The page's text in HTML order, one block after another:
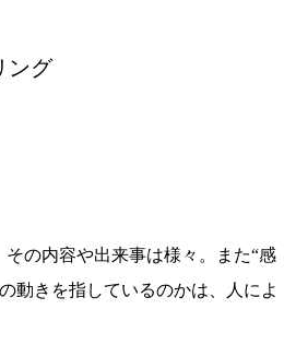
ング
その内容や出来事は様々。また“感
動きを指しているのかは、⼈によ